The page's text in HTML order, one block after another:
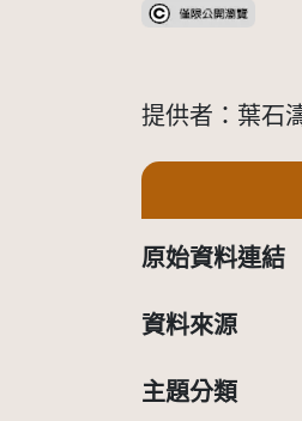
受著作
提供者：葉石
原始資料連結
資料來源
主題分類